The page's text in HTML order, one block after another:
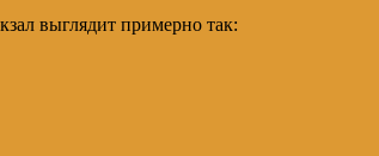
выглядит примерно так: